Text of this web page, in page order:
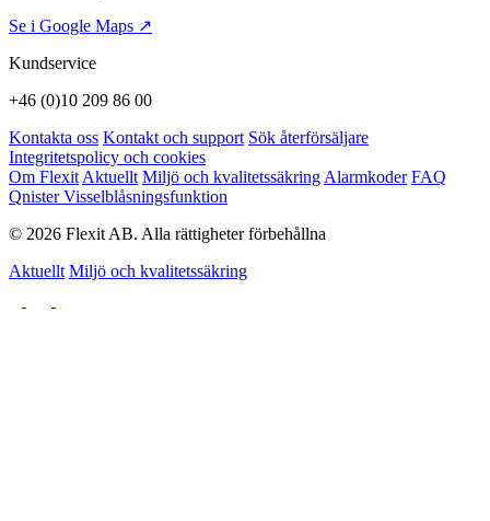
Se i Google Maps ↗
Kundservice
+46 (0)10 209 86 00
Kontakta oss Kontakt och support Sök återförsäljare
Integritetspolicy och cookies
Om Flexit Aktuellt Miljö och kvalitetssäkring Alarmkoder FAQ
Qnister Visselblåsningsfunktion
© 2026 Flexit AB. Alla rättigheter förbehållna
Aktuellt Miljö och kvalitetssäkring